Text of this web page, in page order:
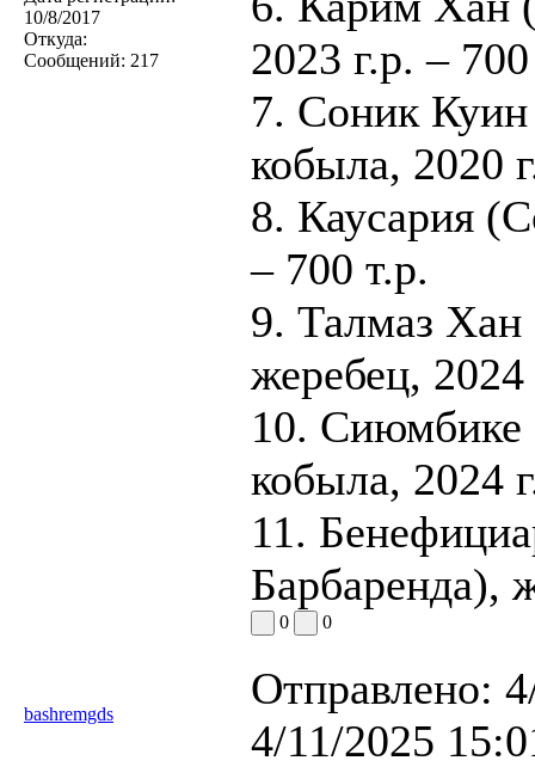
10/8/2017
Откуда:
Сообщений: 217
2023 г.р. –
7. Соник
кобыла, 2020
8. Каусария
– 700 т.р.
9. Талмаз
жеребец, 2024
10. Сиюмбике
кобыла, 2024
11.
Барбаренда),
0 0
bashremgds
Отправлено:
4/11/2025